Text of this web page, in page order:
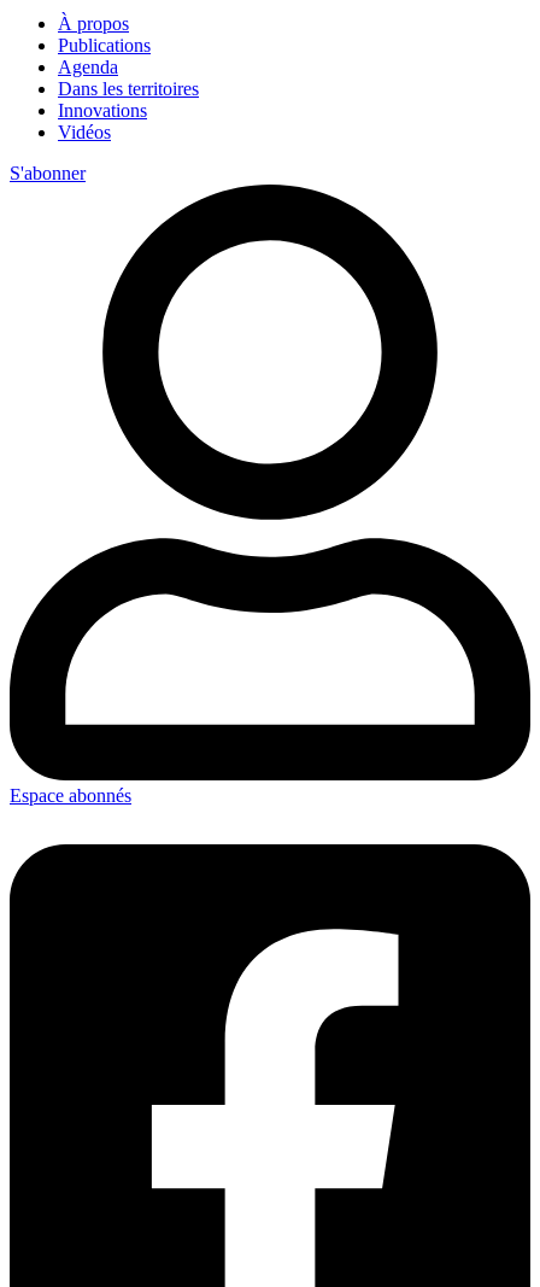
À propos
Publications
Agenda
Dans les territoires
Innovations
Vidéos
S'abonner
Espace abonnés